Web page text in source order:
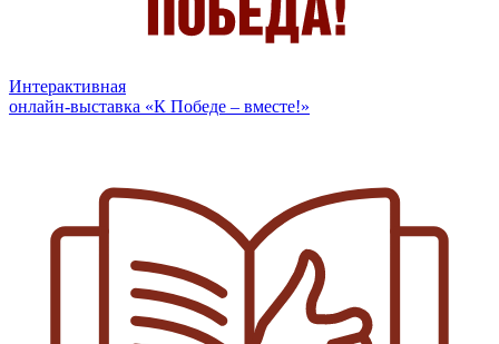
Интерактивная
онлайн-выставка «К Победе – вместе!»